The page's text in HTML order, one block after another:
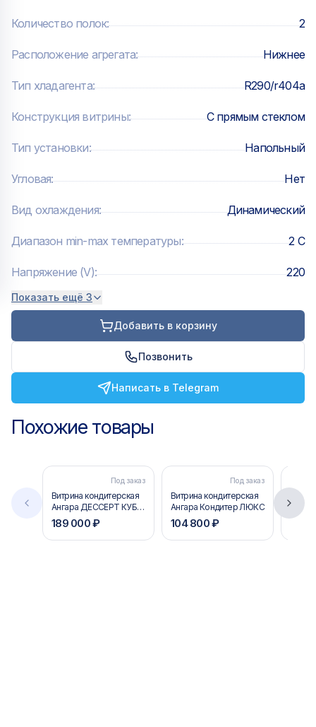
— Корпус сталь/пластик
— Остекление - структурный стеклопакет
— LED-подсветка каждой полки
— Регулируемые по уровню полки
Количество полок: 2
Расположение агрегата: Нижнее
Тип хладагента: R290/r404a
Конструкция витрины: С прямым стеклом
Тип установки: Напольный
Угловая: Нет
Вид охлаждения: Динамический
Диапазон min-max температуры: 2 C
Напряжение (V): 220
Показать ещё 3
Добавить в корзину
Позвонить
Написать в Telegram
Похожие товары
Под заказ
Витрина кондитерская
Ангара ДЕССЕРТ КУБ
(premium)
189 000 ₽
Под заказ
Витрина кондитерская
Ангара Кондитер ЛЮКС
104 800 ₽ 138